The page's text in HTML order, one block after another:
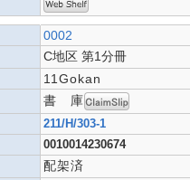
0002
C地区 第1分冊
11Gokan
書 庫
211/H/303-1
0010014230674
配架済